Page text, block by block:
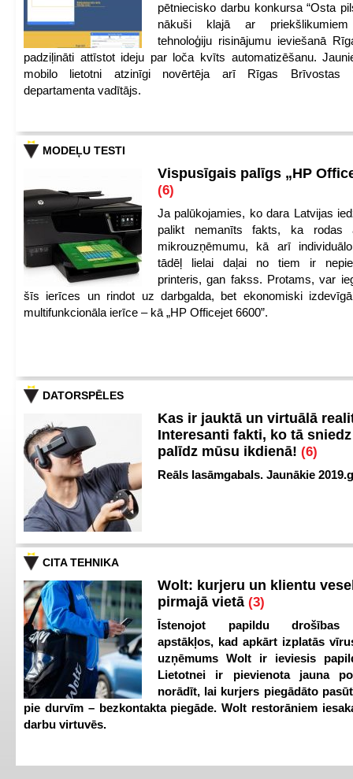
pētniecisko darbu konkursa “Osta
nākuši klajā ar priekšlikumiem
tehnoloģiju risinājumu ieviešanā
padziļināti attīstot ideju par loča kvīts automatizēšanu.
mobilo lietotni atzinīgi novērtēja arī Rīgas Brīvostas
departamenta vadītājs.
MODEĻU TESTI
Vispusīgais palīgs „HP
(6)
Ja palūkojamies, ko dara Latvijas
palikt nemanīts fakts, ka rodas
mikrouzņēmumu, kā arī
tādēļ lielai daļai no tiem ir
printeris, gan fakss. Protams, var
šīs ierīces un rindot uz darbgalda, bet ekonomiski
multifunkcionāla ierīce – kā „HP Officejet 6600”.
DATORSPĒLES
Kas ir jauktā un virtuālā
Interesanti fakti, ko tā
palīdz mūsu ikdienā! (6)
Reāls lasāmgabals. Jaunākie
CITA TEHNIKA
Wolt: kurjeru un klientu
pirmajā vietā (3)
Īstenojot papildu drošības
apstākļos, kad apkārt izplatās
uzņēmums Wolt ir ieviesis
Lietotnei ir pievienota jauna
norādīt, lai kurjers piegādāto
pie durvīm – bezkontakta piegāde. Wolt restorāniem
darbu virtuvēs.